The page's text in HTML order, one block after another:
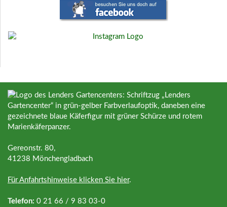
Gereonstr. 80,
41238 Mönchengladbach
Für Anfahrtshinweise klicken Sie hier.
Telefon: 0 21 66 / 9 83 03-0